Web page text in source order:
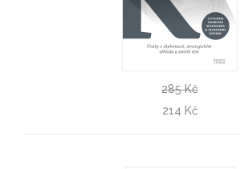
Winston Lord
Kissinger podle Kissingera
285 Kč
214 Kč